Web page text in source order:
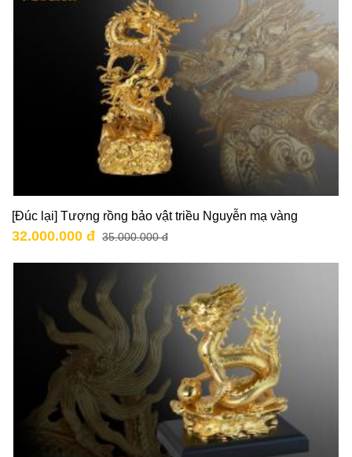
[Đúc lại] Tượng rồng bảo vật triều Nguyễn mạ vàng
32.000.000 đ 35.000.000 đ